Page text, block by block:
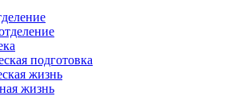
подготовка
жизнь
жизнь